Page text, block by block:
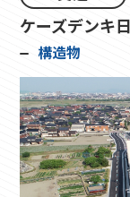
ケーズデンキ
構造物